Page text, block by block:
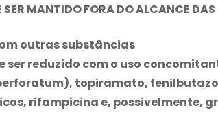
MANTIDO FORA DO ALCANCE
outras substâncias
ser reduzido com o uso
topiramato,
rifampicina e, possivelmente,